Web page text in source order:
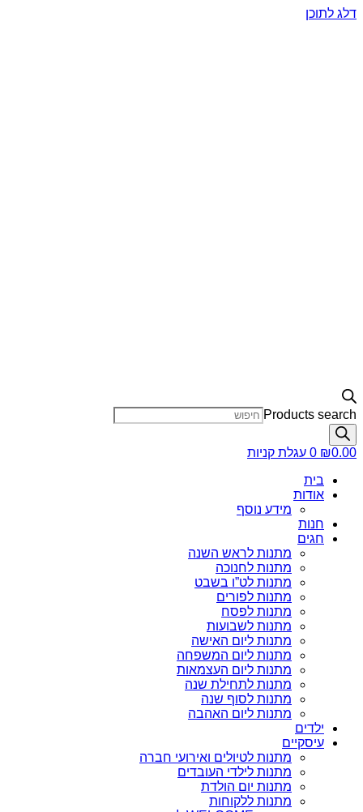
דלג לתוכן
Products search
₪0.00
0 עגלת קניות
בית
אודות
מידע נוסף
חנות
חגים
מתנות לראש השנה
מתנות לחנוכה
מתנות לט”ו בשבט
מתנות לפורים
מתנות לפסח
מתנות לשבועות
מתנות ליום האישה
מתנות ליום המשפחה
מתנות ליום העצמאות
מתנות לתחילת שנה
מתנות לסוף שנה
מתנות ליום האהבה
ילדים
עיסקיים
מתנות לטיולים ואירועי חברה
מתנות לילדי העובדים
מתנות יום הולדת
מתנות ללקוחות